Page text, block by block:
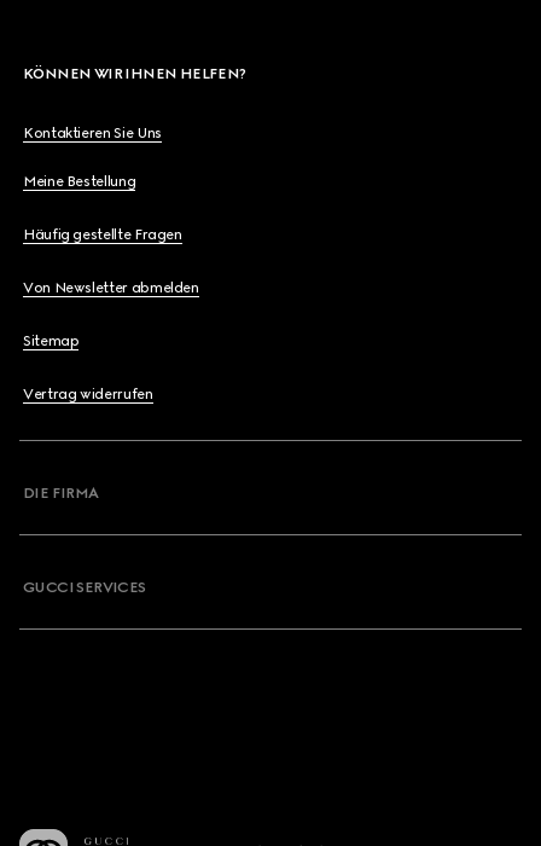
KÖNNEN WIR IHNEN HELFEN?
Kontaktieren Sie Uns
Meine Bestellung
Häufig gestellte Fragen
Von Newsletter abmelden
Sitemap
Vertrag widerrufen
DIE FIRMA
GUCCI SERVICES